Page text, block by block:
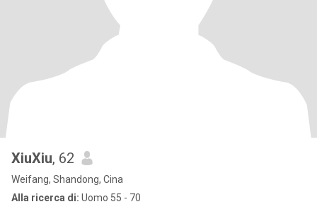
XiuXiu, 62
Weifang, Shandong, Cina
Alla ricerca di: Uomo 55 - 70